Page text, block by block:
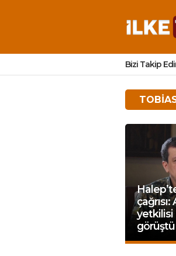
Bizi Takip
yetkilisi
görüştü